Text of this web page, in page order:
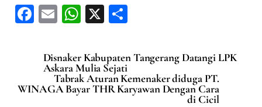
F
c
e
b
E
ai
l
W
at
s
A
X
ar
Disnaker Kabupaten Tangerang Datangi LPK
Askara Mulia Sejati
Tabrak Aturan Kemenaker diduga PT.
WINAGA Bayar THR Karyawan Dengan Cara
di Cicil